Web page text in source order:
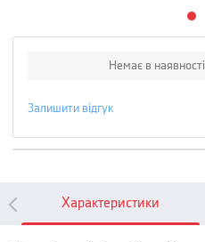
Немає в наявності
Залишити відгук
Характеристики